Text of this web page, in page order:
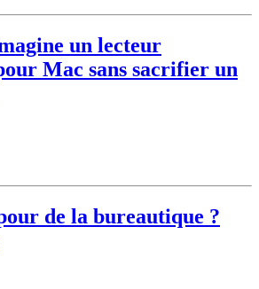
un lecteur
Mac sans sacrifier un
de la bureautique ?